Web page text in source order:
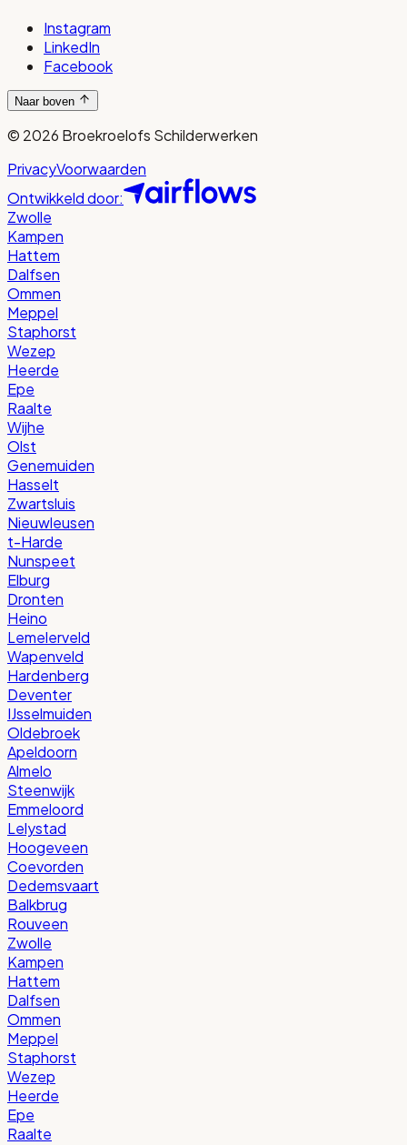
Instagram
LinkedIn
Facebook
Naar boven
© 2026 Broekroelofs Schilderwerken
PrivacyVoorwaarden
Ontwikkeld door:
Zwolle
Kampen
Hattem
Dalfsen
Ommen
Meppel
Staphorst
Wezep
Heerde
Epe
Raalte
Wijhe
Olst
Genemuiden
Hasselt
Zwartsluis
Nieuwleusen
t-Harde
Nunspeet
Elburg
Dronten
Heino
Lemelerveld
Wapenveld
Hardenberg
Deventer
IJsselmuiden
Oldebroek
Apeldoorn
Almelo
Steenwijk
Emmeloord
Lelystad
Hoogeveen
Coevorden
Dedemsvaart
Balkbrug
Rouveen
Zwolle
Kampen
Hattem
Dalfsen
Ommen
Meppel
Staphorst
Wezep
Heerde
Epe
Raalte